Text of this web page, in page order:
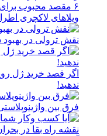
۶ مقصد محبوب برای
ویلاهای لاکچری
نقش ترولی در
اگر قصد خرید ژل
ندهید!
فرق بین